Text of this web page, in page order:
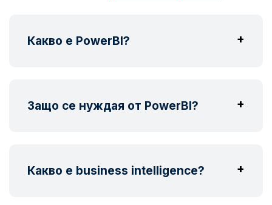
Какво е PowerBI?
Защо се нуждая от PowerBI?
Какво е business intelligence?